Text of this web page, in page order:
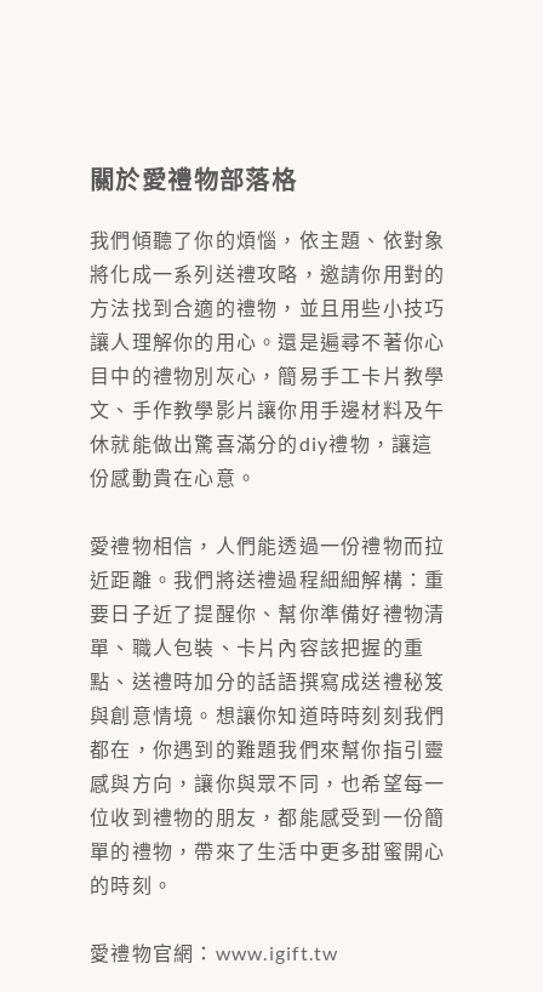
關於愛禮物部落格
我們傾聽了你的煩惱，依主題、依對象
將化成一系列送禮攻略，邀請你用對的
方法找到合適的禮物，並且用些小技巧
讓人理解你的用心。還是遍尋不著你心
目中的禮物別灰心，簡易手工卡片教學
文、手作教學影片讓你用手邊材料及午
休就能做出驚喜滿分的diy禮物，讓這
份感動貴在心意。
愛禮物相信，人們能透過一份禮物而拉
近距離。我們將送禮過程細細解構：重
要日子近了提醒你、幫你準備好禮物清
單、職人包裝、卡片內容該把握的重
點、送禮時加分的話語撰寫成送禮秘笈
與創意情境。想讓你知道時時刻刻我們
都在，你遇到的難題我們來幫你指引靈
感與方向，讓你與眾不同，也希望每一
位收到禮物的朋友，都能感受到一份簡
單的禮物，帶來了生活中更多甜蜜開心
的時刻。
愛禮物官網： www.igift.tw